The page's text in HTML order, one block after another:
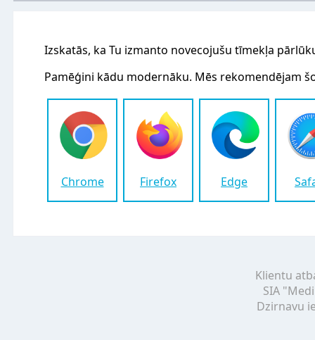
Izskatās, ka Tu izmanto novecojušu tīmekļa
Pamēģini kādu modernāku. Mēs rekomendējam
Chrome Firefox Edge
Klientu
SIA
Dzirnavu